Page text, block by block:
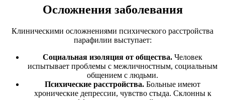
Осложнения заболевания
Клиническими осложнениями психического расстройства
парафилии выступает:
Социальная изоляция от общества. Человек
испытывает проблемы с межличностным, социальным
общением с людьми.
Психические расстройства. Больные имеют
хронические депрессии, чувство стыда. Склонны к